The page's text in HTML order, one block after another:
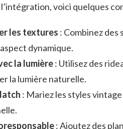
voici quelques
les textures : Combinez des
dynamique.
la lumière: Utilisez des
la lumière naturelle.
: Mariez les styles
: Ajoutez des